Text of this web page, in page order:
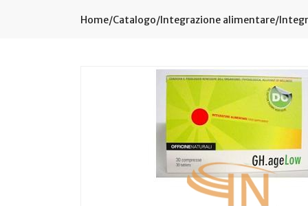
Home Catalogo/Integrazione alimentare/